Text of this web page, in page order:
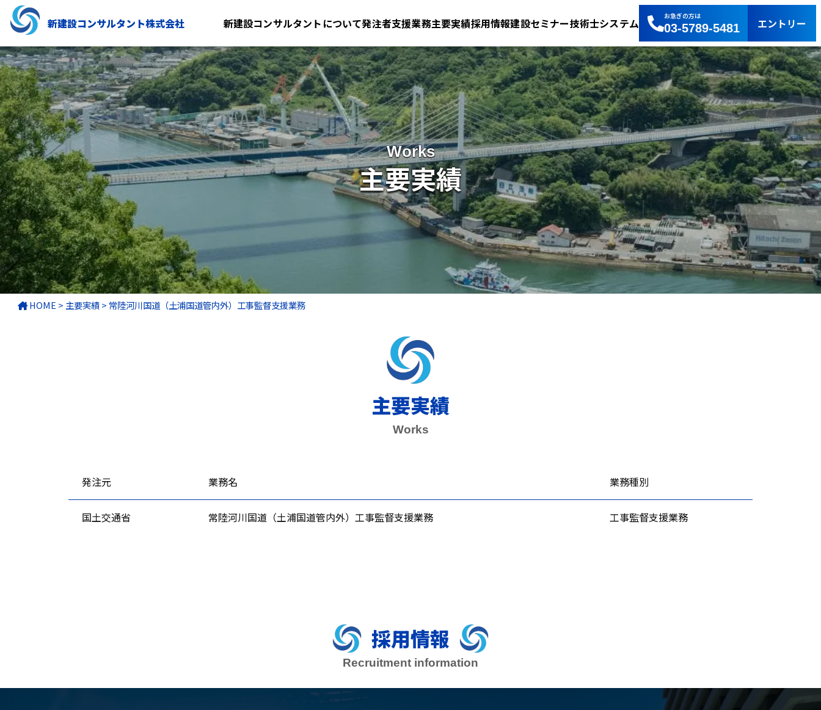
新建設コンサルタント株式会社 新建設コンサルタントについて発注者支援業務主要実績採用情報建設セミナー技術士システム
お急ぎの方は
03-5789-5481 エントリー
Works
主要実績
HOME > 主要実績> 常陸河川国道（土浦国道管内外）工事監督支援業務
主要実績
Works
発注元 業務名 業務種別
国土交通省 常陸河川国道（土浦国道管内外）工事監督支援業務 工事監督支援業務
採用情報
Recruitment information